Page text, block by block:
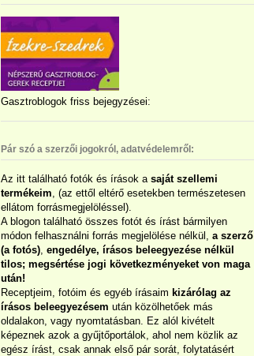
Gasztroblogok friss bejegyzései:
Pár szó a szerzői jogokról, adatvédelemről:
Az itt található fotók és írások a saját szellemi
termékeim , (az ettől eltérő esetekben természetesen
ellátom forrásmegjelöléssel).
A blogon található összes fotót és írást bármilyen
módon felhasználni forrás megjelölése nélkül, a szerző
(a fotós) engedélye, írásos beleegyezése nélkül
tilos; megsértése jogi következményeket von maga
után!
Receptjeim, fotóim és egyéb írásaim kizárólag az
írásos beleegyezésem után közölhetőek más
oldalakon, vagy nyomtatásban. Ez alól kivételt
képeznek azok a gyűjtőportálok, ahol nem közlik az
egész írást, csak annak első pár sorát, folytatásért